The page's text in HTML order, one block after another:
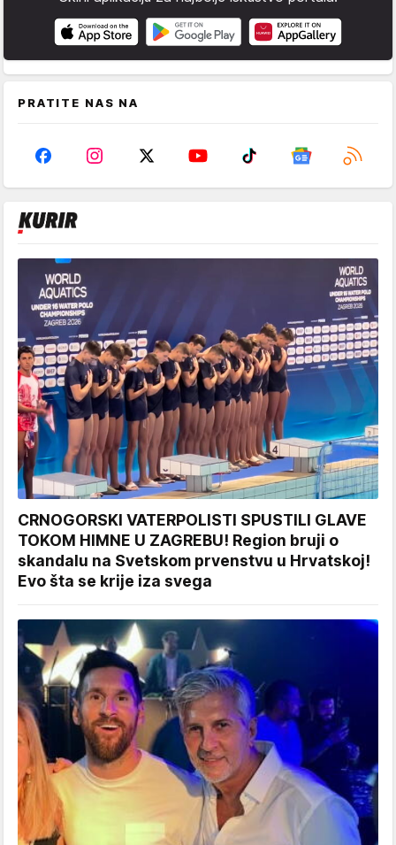
PRATITE NAS NA
CRNOGORSKI VATERPOLISTI SPUSTILI GLAVE
TOKOM HIMNE U ZAGREBU! Region bruji o
skandalu na Svetskom prvenstvu u Hrvatskoj!
Evo šta se krije iza svega